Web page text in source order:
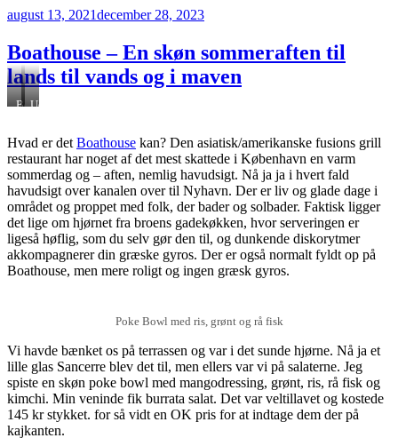
Udgivet
august 13, 2021december 28, 2023
Boathouse – En skøn sommeraften til
lands til vands og i maven
Boathouse
Udsigt
Hvad er det Boathouse kan? Den asiatisk/amerikanske fusions grill
restaurant har noget af det mest skattede i København en varm
sommerdag og – aften, nemlig havudsigt. Nå ja ja i hvert fald
havudsigt over kanalen over til Nyhavn. Der er liv og glade dage i
området og proppet med folk, der bader og solbader. Faktisk ligger
det lige om hjørnet fra broens gadekøkken, hvor serveringen er
ligeså høflig, som du selv gør den til, og dunkende diskorytmer
akkompagnerer din græske gyros. Der er også normalt fyldt op på
Boathouse, men mere roligt og ingen græsk gyros.
Poke Bowl med ris, grønt og rå fisk
Vi havde bænket os på terrassen og var i det sunde hjørne. Nå ja et
lille glas Sancerre blev det til, men ellers var vi på salaterne. Jeg
spiste en skøn poke bowl med mangodressing, grønt, ris, rå fisk og
kimchi. Min veninde fik burrata salat. Det var veltillavet og kostede
145 kr stykket. for så vidt en OK pris for at indtage dem der på
kajkanten.